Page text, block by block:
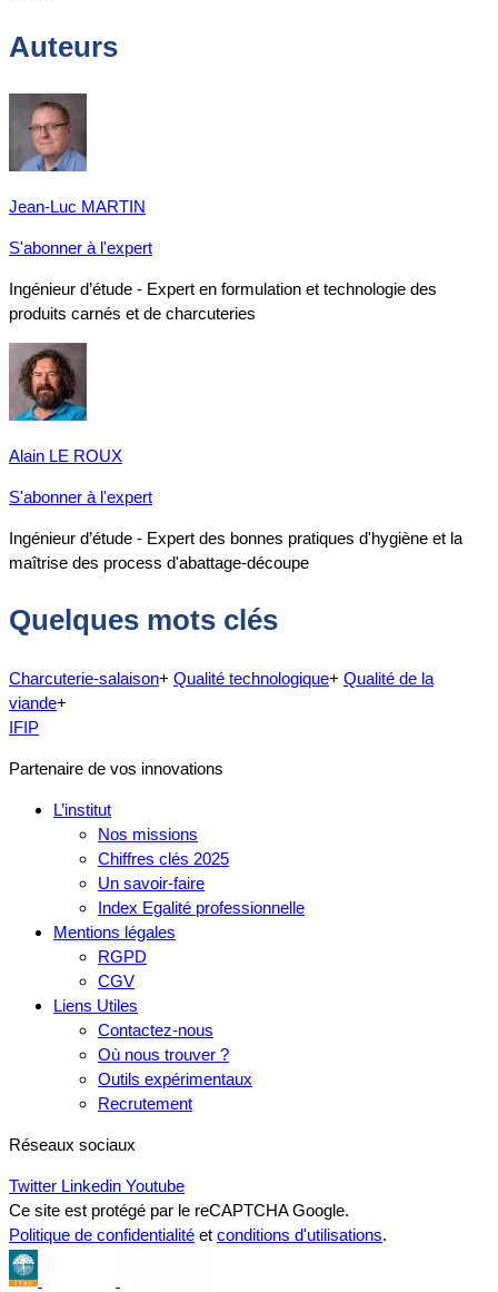
Auteurs
Jean-Luc MARTIN
S'abonner à l'expert
Ingénieur d’étude - Expert en formulation et technologie des
produits carnés et de charcuteries
Alain LE ROUX
S'abonner à l'expert
Ingénieur d’étude - Expert des bonnes pratiques d'hygiène et la
maîtrise des process d'abattage-découpe
Quelques mots clés
Charcuterie-salaison+ Qualité technologique+ Qualité de la
viande+
IFIP
Partenaire de vos innovations
L’institut
Nos missions
Chiffres clés 2025
Un savoir-faire
Index Egalité professionnelle
Mentions légales
RGPD
CGV
Liens Utiles
Contactez-nous
Où nous trouver ?
Outils expérimentaux
Recrutement
Réseaux sociaux
Twitter Linkedin Youtube
Ce site est protégé par le reCAPTCHA Google.
Politique de confidentialité et conditions d'utilisations.